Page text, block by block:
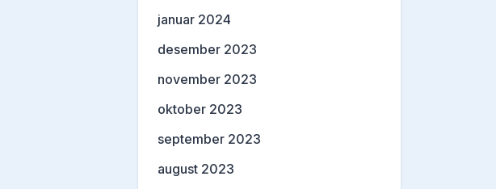
januar 2024
desember 2023
november 2023
oktober 2023
september 2023
august 2023